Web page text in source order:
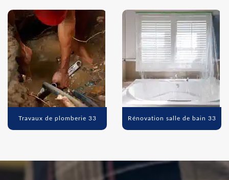
Travaux de plomberie 33 Rénovation salle de bain 33